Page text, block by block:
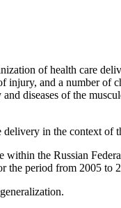
of health care
and a number of
diseases of the
in the context of
the Russian
the period from 2005 to